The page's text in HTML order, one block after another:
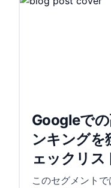
Googleで
ンキングを
ェックリス
このセグメント